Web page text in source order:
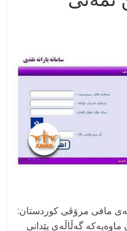
مافی مرۆڤی کوردستان:
گەڵاڵەی پێدانی